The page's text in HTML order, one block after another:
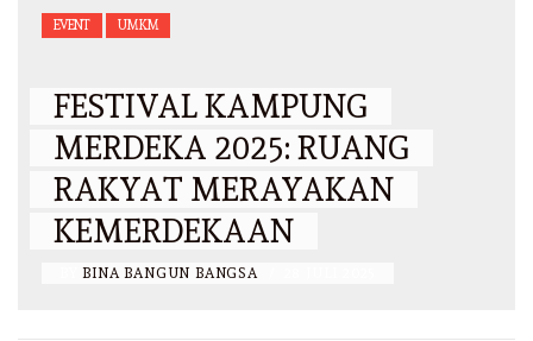
EVENT UMKM
FESTIVAL KAMPUNG
MERDEKA 2025: RUANG
RAKYAT MERAYAKAN
KEMERDEKAAN
BINA BANGUN BANGSA